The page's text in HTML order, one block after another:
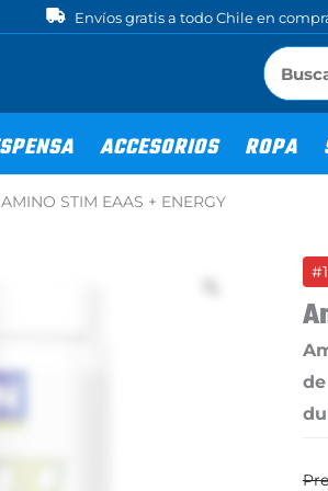
Envíos gratis a todo Chile en
ACCESORIOS ROPA
AMINO STIM EAAS + ENERGY